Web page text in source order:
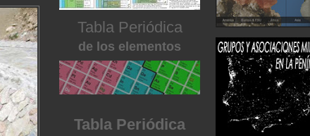
Tabla Periódica
de los elementos
Tabla Periódica